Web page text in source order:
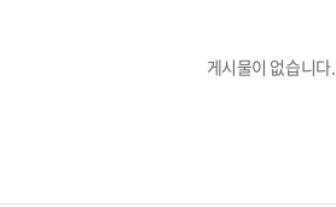
게시물이 없습니다.